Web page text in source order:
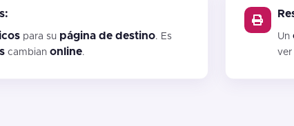
para su página de destino. Es
cambianonline.
Un
ver